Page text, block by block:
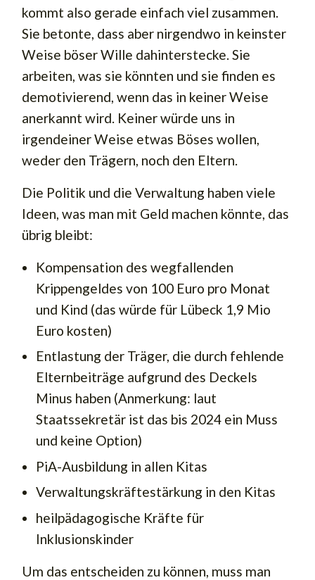
kommt also gerade einfach viel zusammen.
Sie betonte, dass aber nirgendwo in keinster
Weise böser Wille dahinterstecke. Sie
arbeiten, was sie könnten und sie finden es
demotivierend, wenn das in keiner Weise
anerkannt wird. Keiner würde uns in
irgendeiner Weise etwas Böses wollen,
weder den Trägern, noch den Eltern.
Die Politik und die Verwaltung haben viele
Ideen, was man mit Geld machen könnte, das
übrig bleibt:
Kompensation des wegfallenden
Krippengeldes von 100 Euro pro Monat
und Kind (das würde für Lübeck 1,9 Mio
Euro kosten)
Entlastung der Träger, die durch fehlende
Elternbeiträge aufgrund des Deckels
Minus haben (Anmerkung: laut
Staatssekretär ist das bis 2024 ein Muss
und keine Option)
PiA-Ausbildung in allen Kitas
Verwaltungskräftestärkung in den Kitas
heilpädagogische Kräfte für
Inklusionskinder
Um das entscheiden zu können, muss man